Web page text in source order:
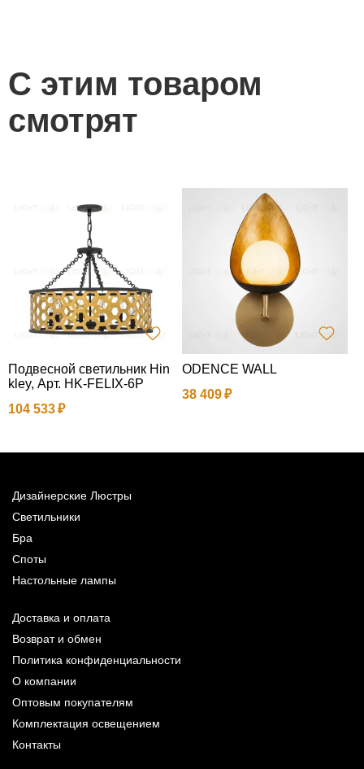
С этим товаром
смотрят
Подвесной светильник Hin
kley, Арт. HK-FELIX-6P
104 533
ODENCE WALL
38 409
Дизайнерские Люстры
Светильники
Бра
Споты
Настольные лампы
Доставка и оплата
Возврат и обмен
Политика конфиденциальности
О компании
Оптовым покупателям
Комплектация освещением
Контакты